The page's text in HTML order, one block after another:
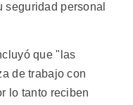
personal
que "las
de trabajo con
lo tanto reciben